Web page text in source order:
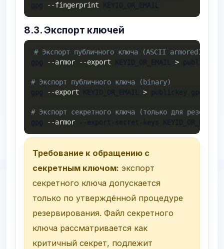
--fingerprint
8.3. Экспорт ключей
# Экспорт публичного ключа (ASCII armored)
--armor --export KEYID_OR_EMAIL >
# Экспорт публичного ключа (binary)
--export KEYID_OR_EMAIL >
# Экспорт секретного ключа (только для
--armor
Требование к обращению с
секретным ключом: экспорт
секретного ключа допускается
только по утверждённой процедуре
резервирования. Файл секретного
ключа рассматривается как
критичный секрет, подлежит